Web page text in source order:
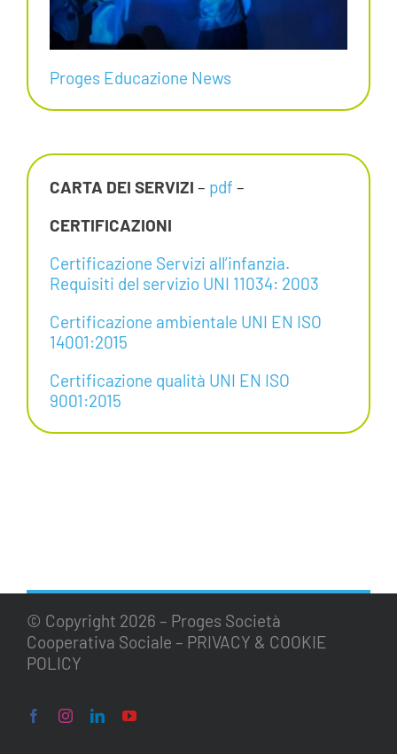
Proges Educazione News
CARTA DEI SERVIZI – pdf –
CERTIFICAZIONI
Certificazione Servizi all’infanzia.
Requisiti del servizio UNI 11034: 2003
Certificazione ambientale UNI EN ISO
14001:2015
Certificazione qualità UNI EN ISO
9001:2015
© Copyright 2026 – Proges Società
Cooperativa Sociale – PRIVACY & COOKIE
POLICY